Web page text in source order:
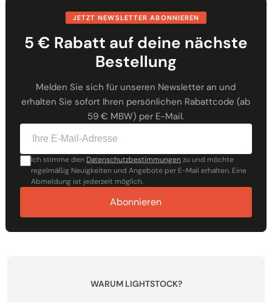
JETZT NEWSLETTER ABONNIEREN
5 € Rabatt auf deine nächste
Bestellung
Melden Sie sich für unseren Newsletter an und
erhalten Sie sofort Ihren persönlichen Rabattcode (ab
59 € MBW) per E-Mail.
Ich stimme den Datenschutzbestimmungenzu und möchte
regelmäßig Neuigkeiten und Angebote per E-Mail erhalten. Eine
Abmeldung ist jederzeit möglich.
Abonnieren
WARUM LIGHTSTOCK?